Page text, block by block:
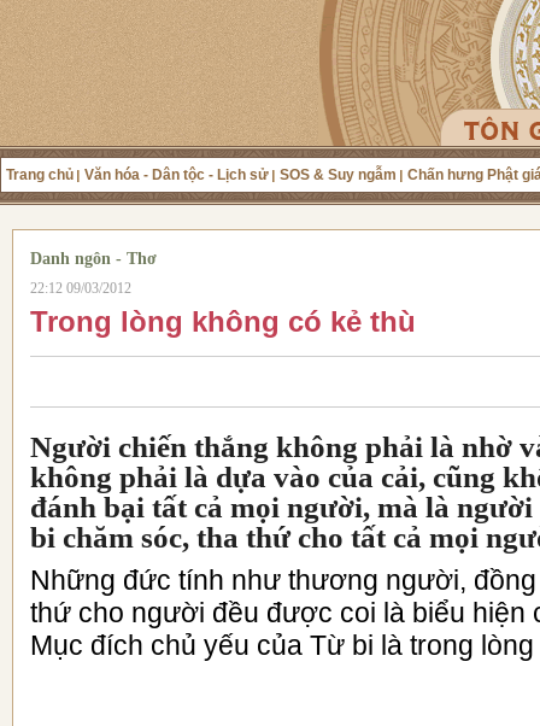
Trang chủ Văn hóa - Dân tộc - Lịch sử SOS & Suy ngẫm Chấn hưng Phật
Danh ngôn - Thơ
22:12 09/03/2012
Trong lòng không có kẻ thù
Người chiến thắng không phải là nhờ
không phải là dựa vào của cải, cũng
đánh bại tất cả mọi người, mà là
bi chăm sóc, tha thứ cho tất cả mọi
Những đức tính như thương người,
thứ cho người đều được coi là biểu hiện
Mục đích chủ yếu của Từ bi là trong